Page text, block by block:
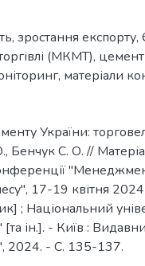
, зростання експорту,
(МКМТ),
, матеріали
України:
Бенчук С. О. //
17-19 квітня
; Національний
[та ін.]. - Київ :
2024. - C. 135-137.